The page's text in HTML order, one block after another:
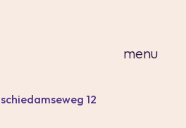
menu
sluiten
schiedamseweg 12